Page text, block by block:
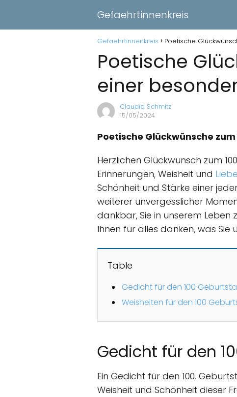
Gefaehrtinnenkreis
Gefaehrtinnenkreis Poetische
Poetische
einer
Claudia Schmitz
15/05/2024
Poetische Glückwünsche zum
Herzlichen Glückwunsch zum
Erinnerungen, Weisheit und Liebe
Schönheit und Stärke einer
weiterer unvergesslicher
dankbar, Sie in unserem Leben
Ihnen für alles danken, was Sie
Table
Gedicht für den 100
Weisheiten für den 100
Gedicht für den
Ein Gedicht für den 100.
Weisheit und Schönheit dieser